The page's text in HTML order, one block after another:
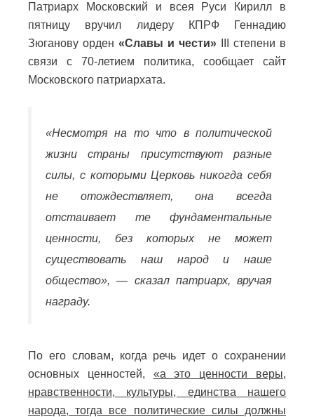
Патриарх Московский и всея Руси Кирилл в
пятницу вручил лидеру КПРФ Геннадию
Зюганову орден «Славы и чести» III степени в
связи с 70-летием политика, сообщает сайт
Московского патриархата.
«Несмотря на то что в политической
жизни страны присутствуют разные
силы, с которыми Церковь никогда себя
не отождествляет, она всегда
отстаивает те фундаментальные
ценности, без которых не может
существовать наш народ и наше
общество», — сказал патриарх, вручая
награду.
По его словам, когда речь идет о сохранении
основных ценностей, «а это ценности веры,
нравственности, культуры, единства нашего
народа, тогда все политические силы должны